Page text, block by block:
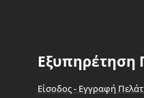
Εξυπηρέτηση
Είσοδος - Εγγραφή